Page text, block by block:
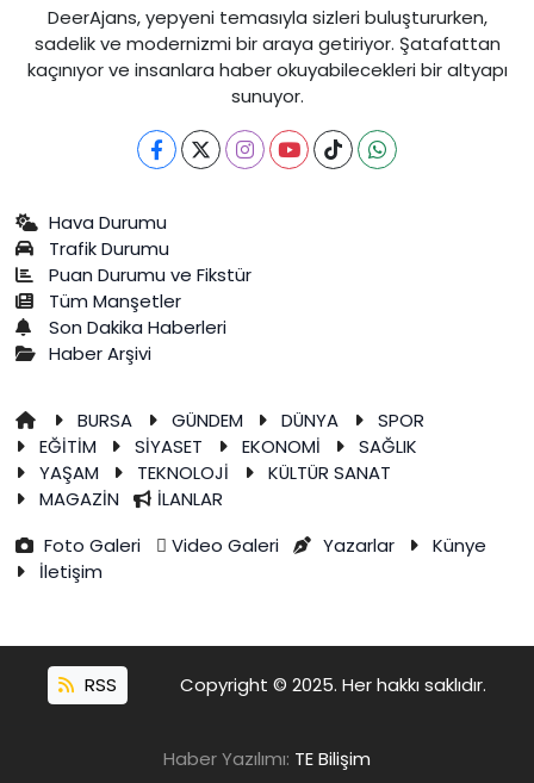
DeerAjans, yepyeni temasıyla sizleri buluştururken,
sadelik ve modernizmi bir araya getiriyor. Şatafattan
kaçınıyor ve insanlara haber okuyabilecekleri bir altyapı
sunuyor.
Hava Durumu
Trafik Durumu
Puan Durumu ve Fikstür
Tüm Manşetler
Son Dakika Haberleri
Haber Arşivi
BURSA GÜNDEM DÜNYA
SPOR
EĞİTİM
SİYASET EKONOMİ
SAĞLIK
YAŞAM
TEKNOLOJİ
KÜLTÜR SANAT
MAGAZİN
İLANLAR
Foto Galeri
Video Galeri Yazarlar
Künye
İletişim
RSS Copyright © 2025. Her hakkı saklıdır.
Haber Yazılımı: TE Bilişim